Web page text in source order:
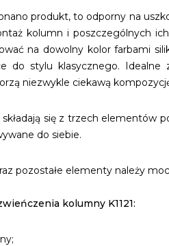
produkt, to odporny na
kolumn i poszczególnych
na dowolny kolor farbami
do stylu klasycznego.
niezwykle ciekawą
się z trzech elementów
do siebie.
pozostałe elementy należy
kolumny K1121: